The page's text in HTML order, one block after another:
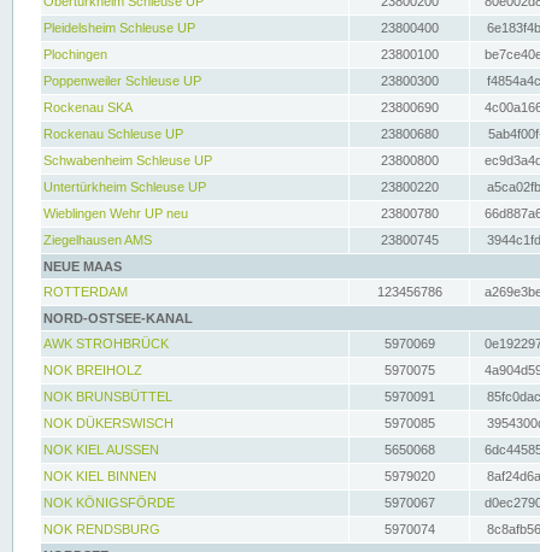
Pleidelsheim Schleuse UP
23800400
Plochingen
23800100
Poppenweiler Schleuse UP
23800300
Rockenau SKA
23800690
Rockenau Schleuse UP
23800680
Schwabenheim Schleuse UP
23800800
Untertürkheim Schleuse UP
23800220
Wieblingen Wehr UP neu
23800780
Ziegelhausen AMS
23800745
NEUE MAAS
ROTTERDAM
123456786
NORD-OSTSEE-KANAL
AWK STROHBRÜCK
5970069
NOK BREIHOLZ
5970075
NOK BRUNSBÜTTEL
5970091
NOK DÜKERSWISCH
5970085
NOK KIEL AUSSEN
5650068
NOK KIEL BINNEN
5979020
NOK KÖNIGSFÖRDE
5970067
NOK RENDSBURG
5970074